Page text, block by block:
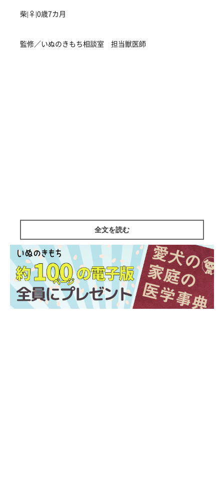
柴|♀|0歳7カ月
監修／いぬのきもち相談室 担当獣医師
全文を読む